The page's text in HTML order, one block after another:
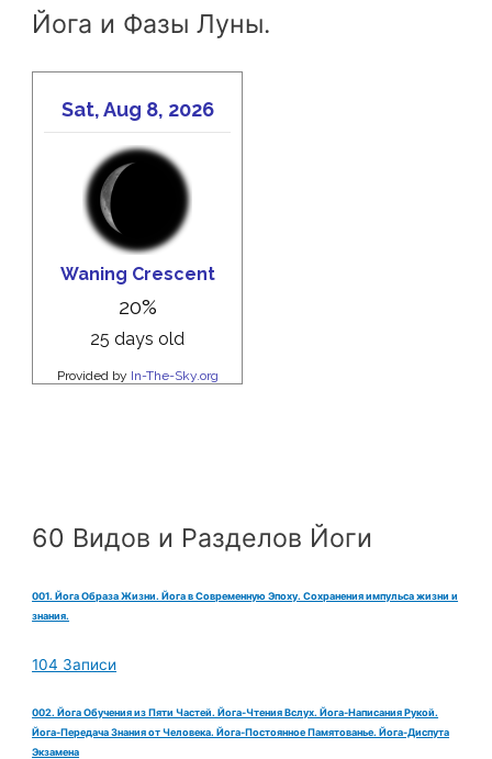
Йога и Фазы Луны.
60 Видов и Разделов Йоги
001. Йога Образа Жизни. Йога в Современную Эпоху. Сохранения импульса жизни и
знания.
104 Записи
002. Йога Обучения из Пяти Частей. Йога-Чтения Вслух. Йога-Написания Рукой.
Йога-Передача Знания от Человека. Йога-Постоянное Памятованье. Йога-Диспута
Экзамена